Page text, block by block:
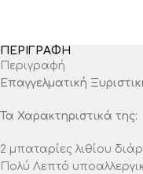
ΠΕΡΙΓΡΑΦΉ
Περιγραφή
Επαγγελματική
Τα Χαρακτηριστικά της:
2 μπαταρίες λιθίου
Πολύ Λεπτό